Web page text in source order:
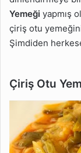
Yemeği yapmış
çiriş otu
Şimdiden
Çiriş Otu